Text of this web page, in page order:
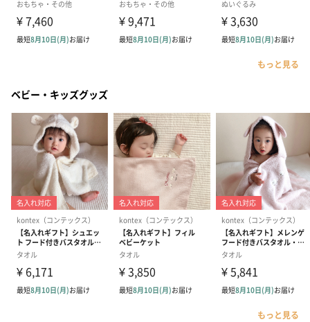
もっと見る
ベビー・キッズグッズ
もっと見る